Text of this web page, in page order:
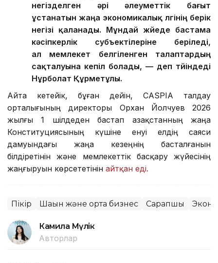
негізделген әрі әлеуметтік бағыт
ұстанатын жаңа экономикалық үлгінің берік
негізі қаланады. Мұндай жүйеде бастама
кәсіпкерлік субъектілеріне беріледі,
ал мемлекет белгіленген талаптардың
сақталуына кепіл болады, — деп түйіндеді
Нұрболат Құрметұлы.
Айта кетейік, бұған дейін, CASPIA талдау
орталығының директоры Орхан Йолчуев 2026
жылғы 1 шілдеден бастап Қазақстанның жаңа
Конституциясының күшіне енуі елдің саяси
дамуындағы жаңа кезеңнің басталғанын
білдіретінін және мемлекеттік басқару жүйесінің
жаңғыруын көрсететінін айтқан еді.
Пікір Шағын және орта бизнес Сарапшы
Камила Мүлік
Авторлар